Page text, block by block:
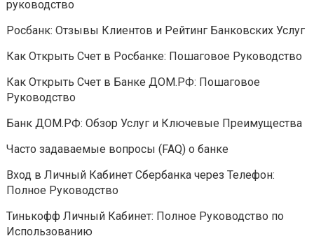
руководство
Росбанк: Отзывы Клиентов и Рейтинг Банковских Услуг
Как Открыть Счет в Росбанке: Пошаговое Руководство
Как Открыть Счет в Банке ДОМ.РФ: Пошаговое
Руководство
Банк ДОМ.РФ: Обзор Услуг и Ключевые Преимущества
Часто задаваемые вопросы (FAQ) о банке
Вход в Личный Кабинет Сбербанка через Телефон:
Полное Руководство
Тинькофф Личный Кабинет: Полное Руководство по
Использованию